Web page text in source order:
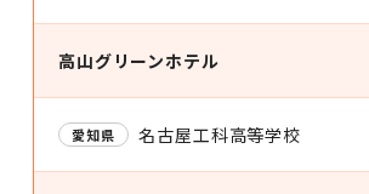
高山グリーンホテル
愛知県 名古屋工科高等学校